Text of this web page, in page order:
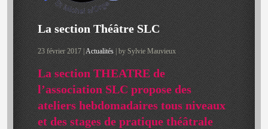
La section Théâtre SLC
23 février 2017 |Actualités| by Sylvie Mauvieux
La section THEATRE de
l’association SLC propose des
ateliers hebdomadaires tous niveaux
et des stages de pratique théâtrale